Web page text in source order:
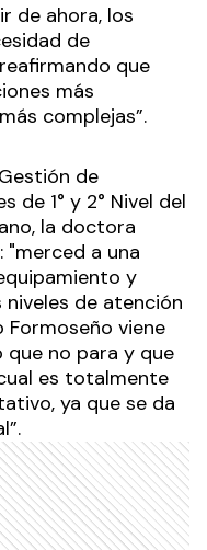
de ahora, los
de
que
más
complejas”.
de
de 1° y 2° Nivel del
la doctora
"merced a una
y
de atención
Formoseño viene
que no para y que
es totalmente
ya que se da